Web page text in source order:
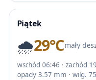
Piątek
🌧️29℃mały
wschód 06:46 · zachód
opady 3.57 mm · wilg.